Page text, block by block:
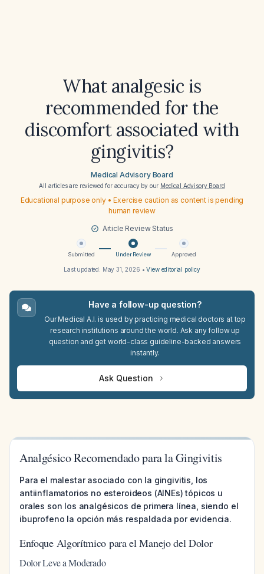
What analgesic is
recommended for the
discomfort associated with
gingivitis?
Medical Advisory Board
All articles are reviewed for accuracy by our Medical Advisory Board
Educational purpose only • Exercise caution as content is pending
human review
Article Review Status
Submitted Under Review Approved
Last updated: May 31, 2026 •View editorial policy
Have a follow-up question?
Our Medical A.I. is used by practicing medical doctors at top
research institutions around the world. Ask any follow up
question and get world-class guideline-backed answers
instantly.
Ask Question
Analgésico Recomendado para la Gingivitis
Para el malestar asociado con la gingivitis, los
antiinflamatorios no esteroideos (AINEs) tópicos u
orales son los analgésicos de primera línea, siendo el
ibuprofeno la opción más respaldada por evidencia.
Enfoque Algorítmico para el Manejo del Dolor
Dolor Leve a Moderado